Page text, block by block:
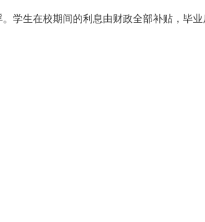
学生在校期间的利息由财政全部补贴，毕业